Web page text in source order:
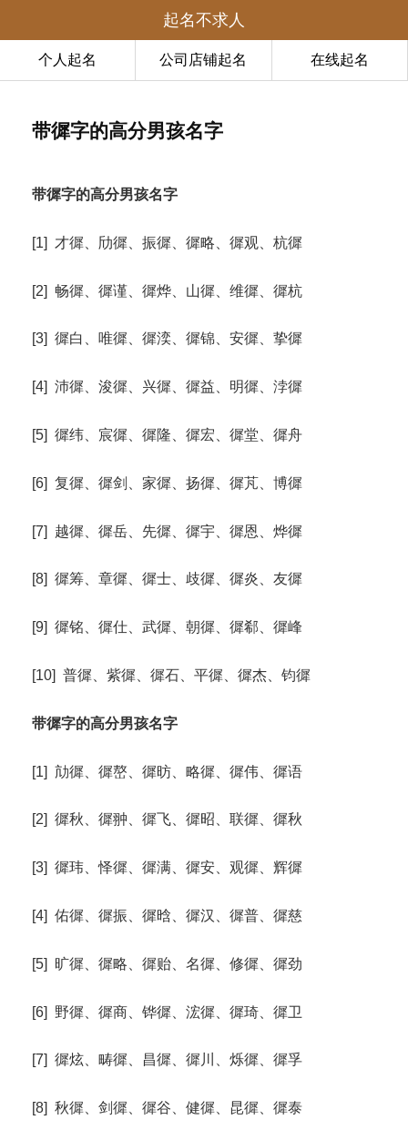
起名不求人
个人起名 公司店铺起名 在线起名
带徲字的高分男孩名字
带徲字的高分男孩名字
[1] 才徲、劤徲、振徲、徲略、徲观、杭徲
[2] 畅徲、徲谨、徲烨、山徲、维徲、徲杭
[3] 徲白、唯徲、徲湙、徲锦、安徲、挚徲
[4] 沛徲、浚徲、兴徲、徲益、明徲、浡徲
[5] 徲纬、宸徲、徲隆、徲宏、徲堂、徲舟
[6] 复徲、徲剑、家徲、扬徲、徲芃、博徲
[7] 越徲、徲岳、先徲、徲宇、徲恩、烨徲
[8] 徲筹、章徲、徲士、歧徲、徲炎、友徲
[9] 徲铭、徲仕、武徲、朝徲、徲郗、徲峰
[10] 普徲、紫徲、徲石、平徲、徲杰、钧徲
带徲字的高分男孩名字
[1] 劥徲、徲嶅、徲昉、略徲、徲伟、徲语
[2] 徲秋、徲翀、徲飞、徲昭、联徲、徲秋
[3] 徲玮、怿徲、徲满、徲安、观徲、辉徲
[4] 佑徲、徲振、徲晗、徲汉、徲普、徲慈
[5] 旷徲、徲略、徲贻、名徲、修徲、徲劲
[6] 野徲、徲商、铧徲、浤徲、徲琦、徲卫
[7] 徲炫、畴徲、昌徲、徲川、烁徲、徲孚
[8] 秋徲、剑徲、徲谷、健徲、昆徲、徲泰